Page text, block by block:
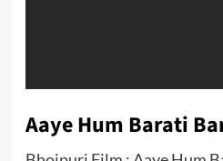
Aaye Hum Barati